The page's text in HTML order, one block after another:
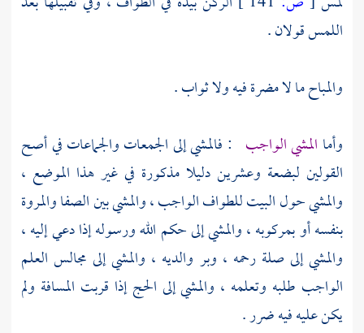
اللمس قولان .
والمباح ما لا مضرة فيه ولا ثواب .
وأما المشي الواجب : فالمشي إلى الجمعات والجماعات في أصح
القولين لبضعة وعشرين دليلا مذكورة في غير هذا الموضع ،
والمشي حول البيت للطواف الواجب ، والمشي بين الصفا والمروة
بنفسه أو بمركوبه ، والمشي إلى حكم الله ورسوله إذا دعي إليه ،
والمشي إلى صلة رحمه ، وبر والديه ، والمشي إلى مجالس العلم
الواجب طلبه وتعلمه ، والمشي إلى الحج إذا قربت المسافة ولم
يكن عليه فيه ضرر .